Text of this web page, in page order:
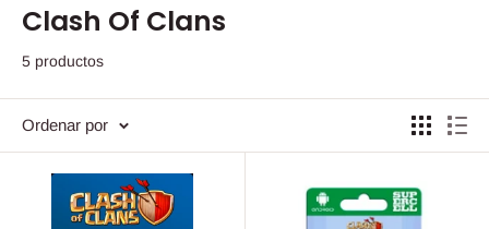
Clash Of Clans
5 productos
Ordenar por